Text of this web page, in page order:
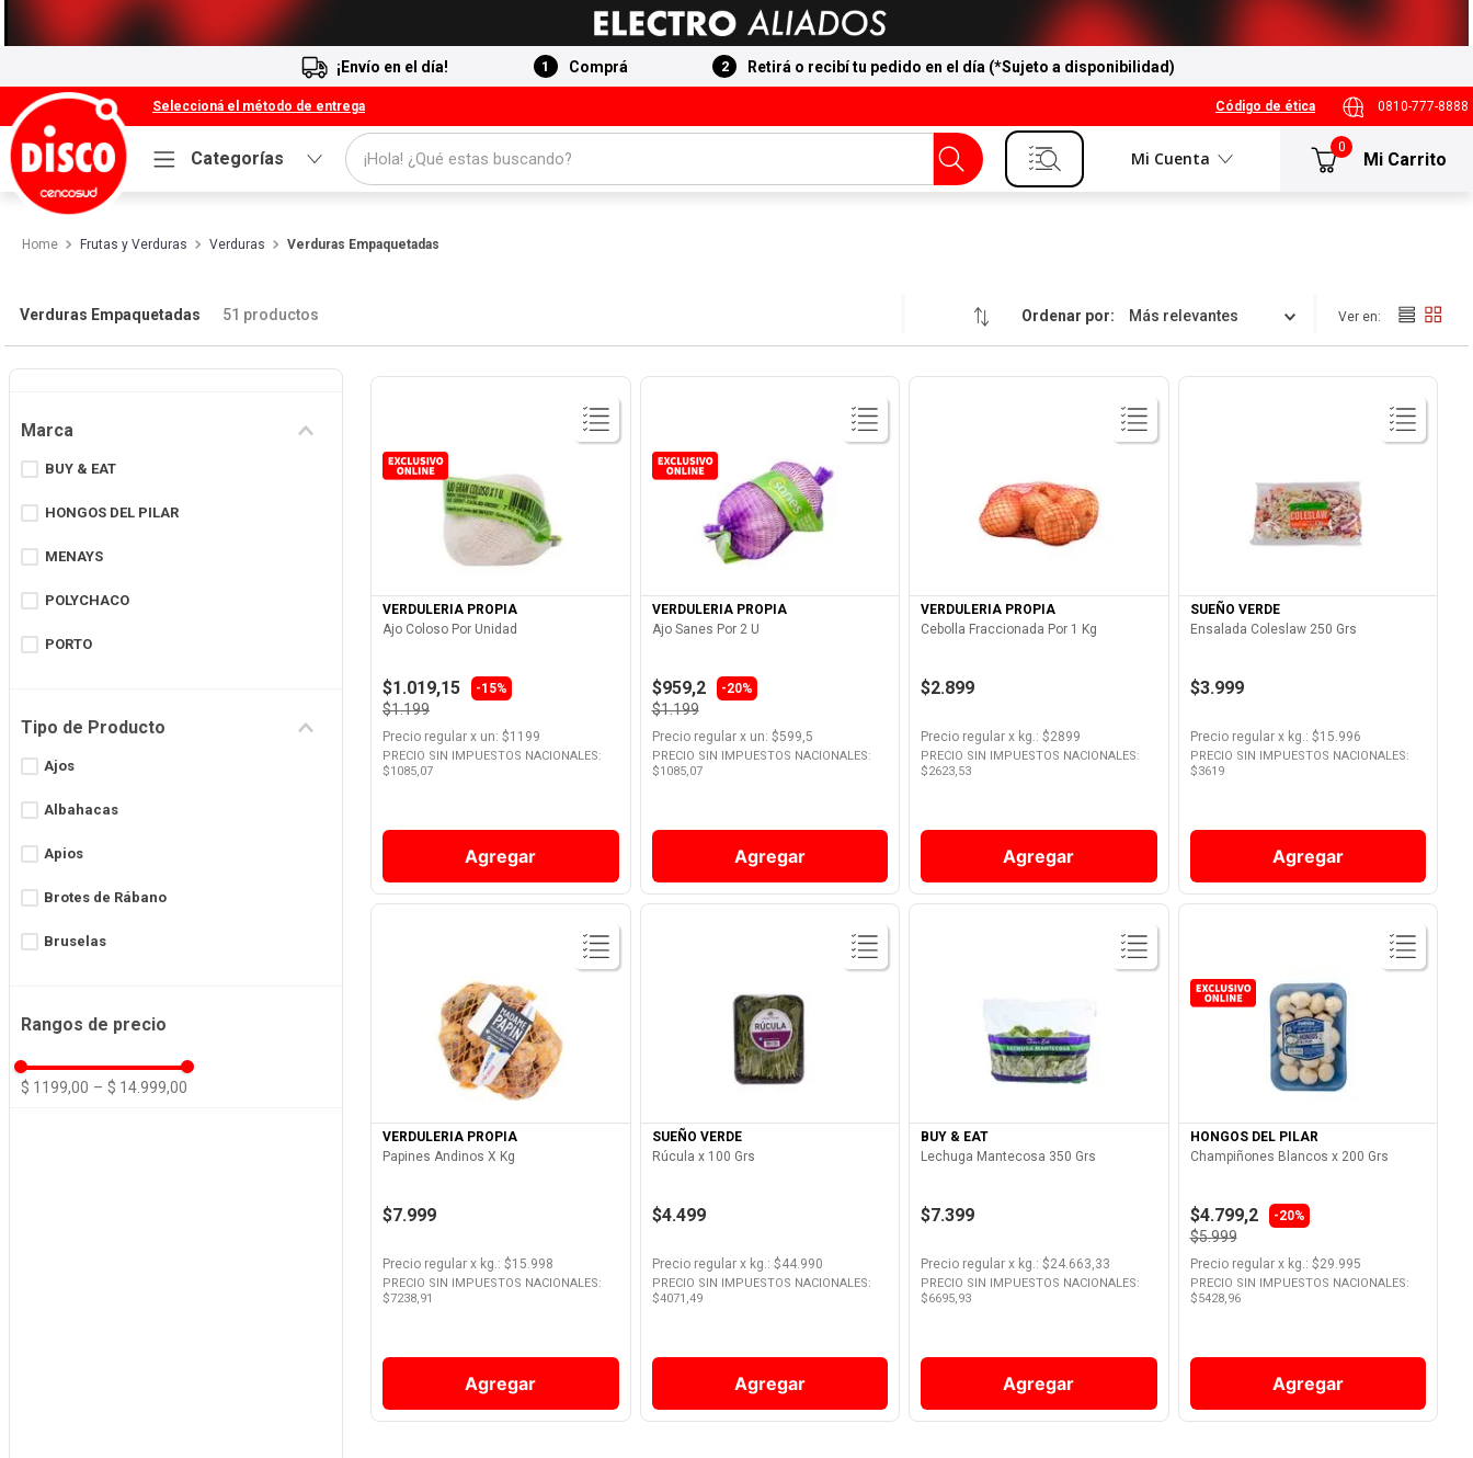
¡Envío en el día! Comprá Retirá o recibí tu pedido en el día (*Sujeto a disponibilidad)
Seleccioná el método de entrega Código de ética 0810-777-8888
Categorías
¡Hola! ¿Qué estas buscando?
Mi Cuenta
0
Frutas y Verduras Verduras Verduras Empaquetadas
Verduras Empaquetadas 51 productos Ordenar por Más relevantes
Marca
BUY & EAT
HONGOS DEL PILAR
MENAYS
POLYCHACO
PORTO
SANES
SIN MARCA
SUEÑO VERDE
VERDULERIA PROPIA
Tipo de Producto
Ajos
Albahacas
Apios
Brotes de Rábano
Bruselas
Champiñones
Ciboulettes
Rangos de precio
$ 1199,00 – $ 14.999,00
Ver Producto
VERDULERIA PROPIA
Ajo Coloso Por Unidad
$1.019,15 -15%
$1.199
Precio regular x un: $1199
PRECIO SIN IMPUESTOS NACIONALES:
$1085,07
Agregar
Ver Producto
VERDULERIA PROPIA
Ajo Sanes Por 2 U
$959,2 -20%
$1.199
Precio regularx un: $599,5
PRECIO SIN IMPUESTOS NACIONALES:
$1085,07
Agregar
Ver Producto
VERDULERIA PROPIA
Cebolla Fraccionada Por 1 Kg
$2.899
Precio regular x kg.: $2899
PRECIO SIN IMPUESTOS NACIONALES:
$2623,53
Agregar
Ver Producto
SUEÑO VERDE
Ensalada Coleslaw 250 Grs
$3.999
Precio regularx kg.: $15.996
PRECIO SIN IMPUESTOS NACIONALES:
$3619
Agregar
Ver Producto
VERDULERIA PROPIA
Papines Andinos X Kg
$7.999
Precio regular x kg.: $15.998
PRECIO SIN IMPUESTOS NACIONALES:
$7238,91
Agregar
Ver Producto
SUEÑO VERDE
Rúcula x 100 Grs
$4.499
Precio regularx kg.: $44.990
PRECIO SIN IMPUESTOS NACIONALES:
$4071,49
Agregar
Ver Producto
BUY & EAT
Lechuga Mantecosa 350 Grs
$7.399
Precio regular x kg.: $24.663,33
PRECIO SIN IMPUESTOS NACIONALES:
$6695,93
Agregar
Ver Producto
HONGOS DEL PILAR
Champiñones Blancos x 200 Grs
$4.799,2 -20%
$5.999
Precio regularx kg.: $29.995
PRECIO SIN IMPUESTOS NACIONALES:
$5428,96
Agregar
1.
Cafe
3.
6.
Nestle Classic